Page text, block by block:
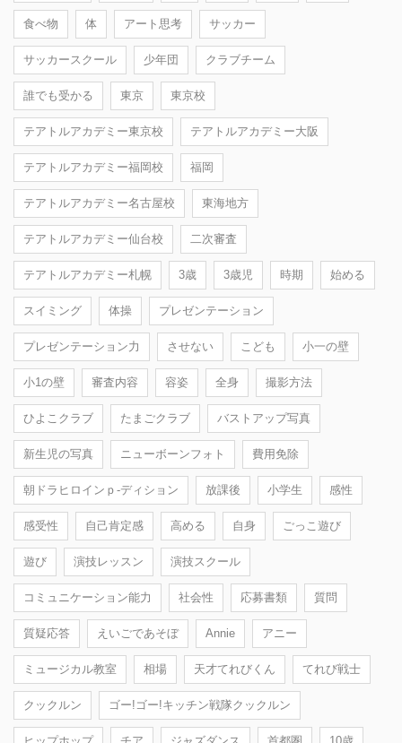
食べ物 体 アート思考 サッカー
サッカースクール 少年団 クラブチーム
誰でも受かる 東京 東京校
テアトルアカデミー東京校 テアトルアカデミー大阪
テアトルアカデミー福岡校 福岡
テアトルアカデミー名古屋校 東海地方
テアトルアカデミー仙台校 二次審査
テアトルアカデミー札幌 3歳 3歳児 時期 始める
スイミング 体操 プレゼンテーション
プレゼンテーション力 させない こども 小一の壁
小1の壁 審査内容 容姿 全身 撮影方法
ひよこクラブ たまごクラブ バストアップ写真
新生児の写真 ニューボーンフォト 費用免除
朝ドラヒロインｐ-ディション 放課後 小学生 感性
感受性 自己肯定感 高める 自身 ごっこ遊び
遊び 演技レッスン 演技スクール
コミュニケーション能力 社会性 応募書類 質問
質疑応答 えいごであそぼ Annie アニー
ミュージカル教室 相場 天才てれびくん てれび戦士
クックルン ゴー!ゴー!キッチン戦隊クックルン